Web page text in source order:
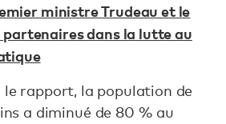
ministre Trudeau et le
dans la lutte au
le rapport, la population de
a diminué de 80 % au